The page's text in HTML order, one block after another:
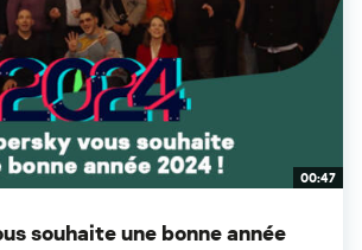
00:47
souhaite une bonne année